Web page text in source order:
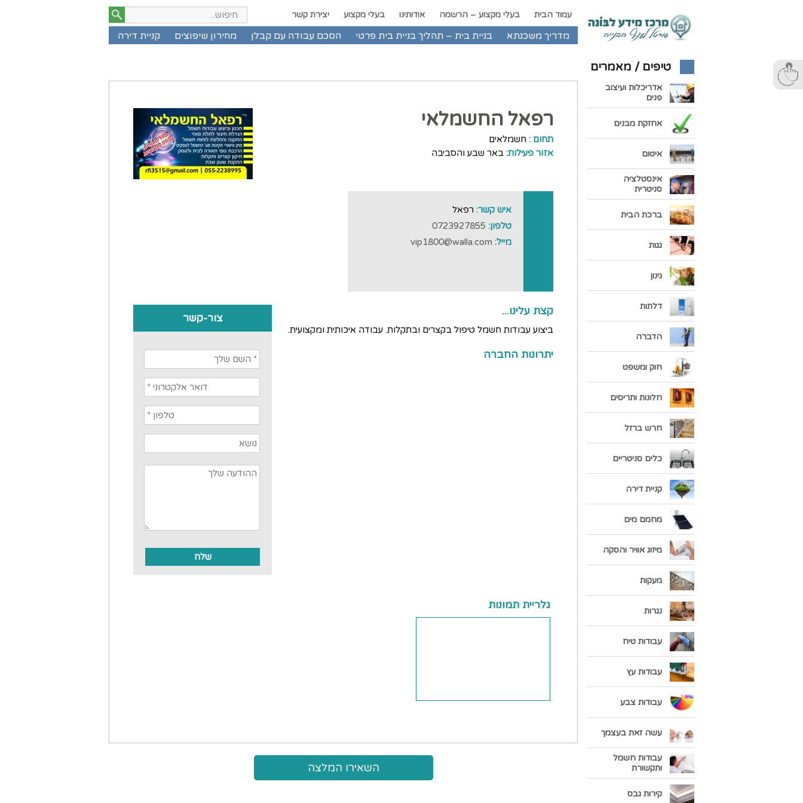
עמוד הבית בעלי מקצוע – הרשמה אודותינו בעלי מקצוע יצירת קשר
מדריך משכנתא בניית בית – תהליך בניית בית פרטי הסכם עבודה עם קבלן מחירון שיפוצים קניית דירה
טיפים / מאמרים
אדריכלות ועיצוב
פנים
אחזקת מבנים
איטום
אינסטלציה
סניטרית
ברכת הבית
גגות
גינון
דלתות
הדברה
חוק ומשפט
חלונות ותריסים
חרש ברזל
כלים סניטריים
קניית דירה
מחמם מים
מיזוג אוויר והסקה
מעקות
נגרות
עבודות טיח
עבודות עץ
עבודות צבע
עשה זאת בעצמך
עבודות חשמל
ותקשורת
קירות גבס
רפאל החשמלאי
תחום : חשמלאים
אזור פעילות: באר שבע והסביבה
איש קשר: רפאל
טלפון: 0723927855
מייל: vip1800@walla.com
קצת עלינו...
ביצוע עבודות חשמל טיפול בקצרים ובתקלות. עבודה איכותית ומקצועית.
יתרונות החברה
צור-קשר
גלריית תמונות
השאירו המלצה